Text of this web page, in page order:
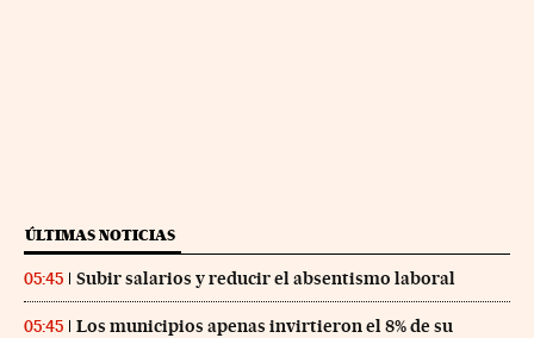
ÚLTIMAS NOTICIAS
05:45 Subir salarios y reducir el absentismo laboral
05:45
Los municipios apenas invirtieron el 8% de su